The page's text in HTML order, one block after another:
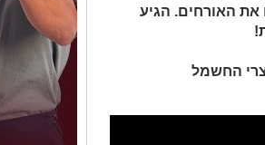
את האורחים. הגיע
החשמל